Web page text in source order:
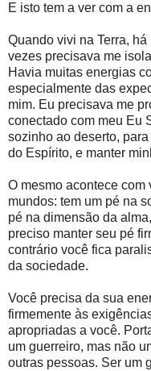
E isto tem a ver com a
Quando vivi na Terra,
vezes precisava me
Havia muitas energias
especialmente das
mim. Eu precisava me
conectado com meu Eu
sozinho ao deserto,
do Espírito, e manter
O mesmo acontece com
mundos: tem um pé na
pé na dimensão da
preciso manter seu pé
contrário você fica
da sociedade.
Você precisa da sua
firmemente às
apropriadas a você.
um guerreiro, mas não
outras pessoas. Ser um